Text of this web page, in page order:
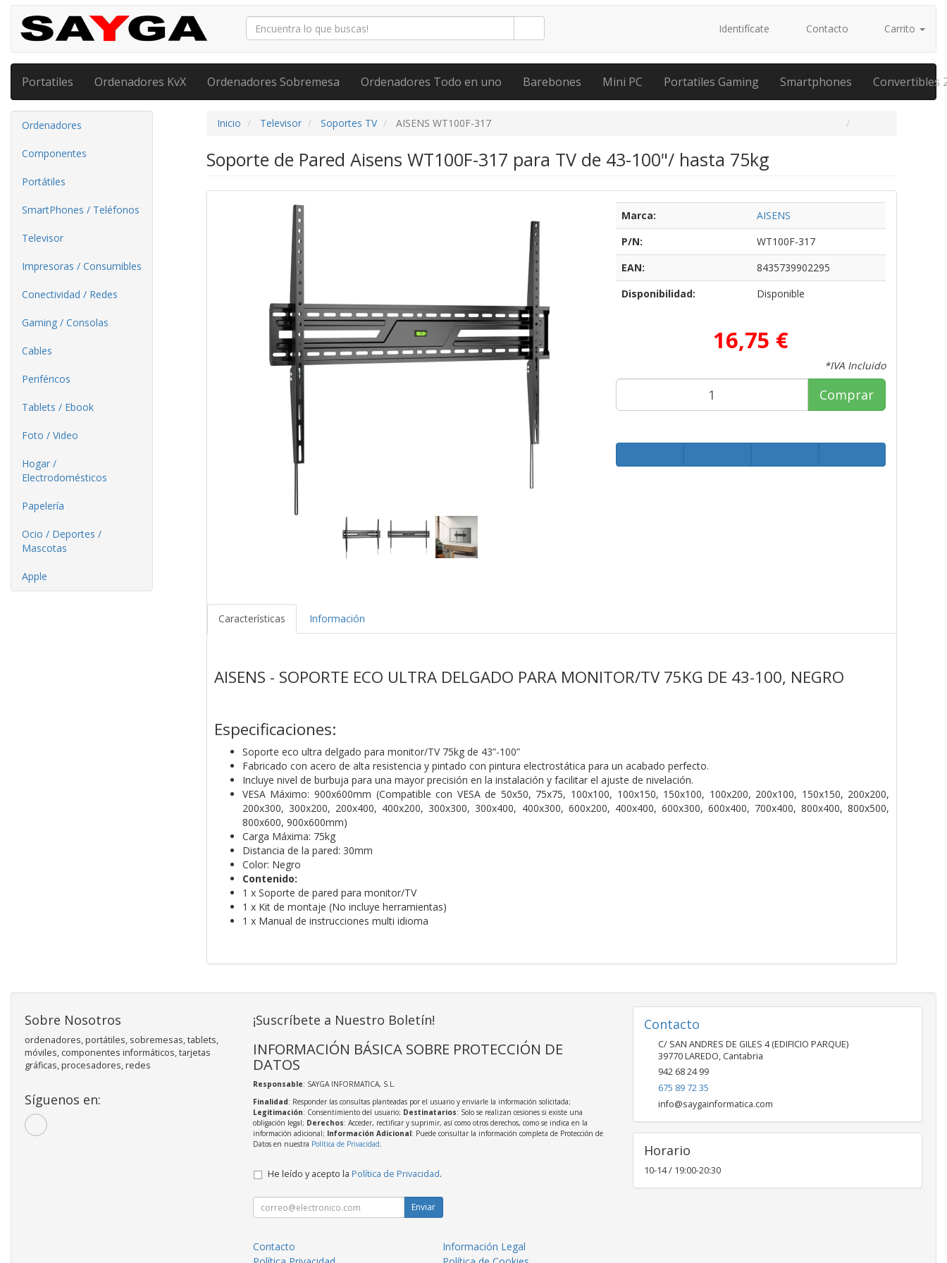
Identifícate Contacto Carrito
Portatiles Ordenadores KvX Ordenadores Sobremesa Ordenadores Todo en uno Barebones Mini PC Portatiles Gaming Smartphones Convertibles
Ordenadores
Componentes
Portátiles
SmartPhones / Teléfonos
Televisor
Impresoras / Consumibles
Conectividad / Redes
Gaming / Consolas
Cables
Periféricos
Tablets / Ebook
Foto / Video
Hogar /
Electrodomésticos
Papelería
Ocio / Deportes /
Mascotas
Apple
Inicio Televisor Soportes TV AISENS WT100F-317
Soporte de Pared Aisens WT100F-317 para TV de 43-100"/ hasta 75kg
Marca:
AISENS
P/N:
WT100F-317
EAN:
8435739902295
Disponibilidad:
Disponible
16,75 €
*IVA Incluido
Comprar
Características Información
AISENS - SOPORTE ECO ULTRA DELGADO PARA MONITOR/TV 75KG DE 43-100, NEGRO
Especificaciones:
Soporte eco ultra delgado para monitor/TV 75kg de 43”-100”
Fabricado con acero de alta resistencia y pintado con pintura electrostática para un acabado perfecto.
Incluye nivel de burbuja para una mayor precisión en la instalación y facilitar el ajuste de nivelación.
VESA Máximo: 900x600mm (Compatible con VESA de 50x50, 75x75, 100x100, 100x150, 150x100, 100x200, 200x100, 150x150, 200x200,
200x300, 300x200, 200x400, 400x200, 300x300, 300x400, 400x300, 600x200, 400x400, 600x300, 600x400, 700x400, 800x400, 800x500,
800x600, 900x600mm)
Carga Máxima: 75kg
Distancia de la pared: 30mm
Color: Negro
Contenido:
1 x Soporte de pared para monitor/TV
1 x Kit de montaje (No incluye herramientas)
1 x Manual de instrucciones multi idioma
Sobre Nosotros
ordenadores, portátiles, sobremesas, tablets,
móviles, componentes informáticos, tarjetas
gráficas, procesadores, redes
Síguenos en:
¡Suscríbete a Nuestro Boletín!
INFORMACIÓN BÁSICA SOBRE PROTECCIÓN DE
DATOS
Responsable: SAYGA INFORMATICA, S.L.
Finalidad: Responder las consultas planteadas por el usuario y enviarle la información solicitada;
Legitimación: Consentimiento del usuario; Destinatarios: Solo se realizan cesiones si existe una
obligación legal; Derechos: Acceder, rectificar y suprimir, así como otros derechos, como se indica en la
información adicional; Información Adicional: Puede consultar la información completa de Protección de
Datos en nuestra Política de Privacidad.
He leído y acepto la Política de Privacidad.
Enviar
Contacto
Información Legal
Contacto
C/ SAN ANDRES DE GILES 4 (EDIFICIO PARQUE)
39770LAREDO, Cantabria
942 68 24 99
675 89 72 35
info@saygainformatica.com
Horario
10-14 / 19:00-20:30